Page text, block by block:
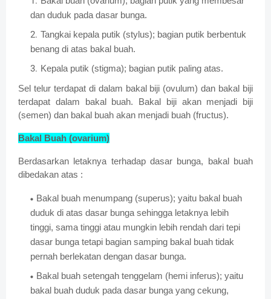
dan duduk pada dasar bunga.
Tangkai kepala putik (stylus); bagian putik berbentuk
benang di atas bakal buah.
Kepala putik (stigma); bagian putik paling atas.
Sel telur terdapat di dalam bakal biji (ovulum) dan bakal biji
terdapat dalam bakal buah. Bakal biji akan menjadi biji
(semen) dan bakal buah akan menjadi buah (fructus).
Bakal Buah (ovarium)
Berdasarkan letaknya terhadap dasar bunga, bakal buah
dibedakan atas :
Bakal buah menumpang (superus); yaitu bakal buah
duduk di atas dasar bunga sehingga letaknya lebih
tinggi, sama tinggi atau mungkin lebih rendah dari tepi
dasar bunga tetapi bagian samping bakal buah tidak
pernah berlekatan dengan dasar bunga.
Bakal buah setengah tenggelam (hemi inferus); yaitu
bakal buah duduk pada dasar bunga yang cekung,